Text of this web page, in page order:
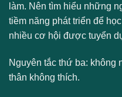
làm. Nên tìm hiểu những
tiềm năng phát triển để
nhiều cơ hội được tuyển
Nguyên tắc thứ ba: không
thân không thích.